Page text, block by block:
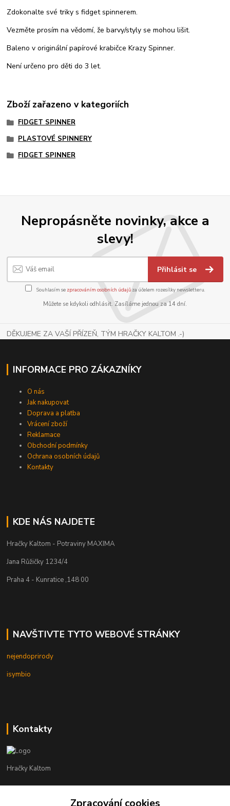
Zdokonalte své triky s fidget spinnerem.
Vezměte prosím na vědomí, že barvy/styly se mohou lišit.
Baleno v originální papírové krabičce Krazy Spinner.
Není určeno pro děti do 3 let.
Zboží zařazeno v kategoriích
FIDGET SPINNER
PLASTOVÉ SPINNERY
FIDGET SPINNER
Nepropásněte novinky, akce a
slevy!
Přihlásit se
Souhlasím se zpracováním osobních údajůza účelem rozesílky newsletteru.
Můžete se kdykoli odhlásit. Zasíláme jednou za 14 dní.
DĚKUJEME ZA VAŠÍ PŘÍZEŇ, TÝM HRAČKY KALTOM .-)
INFORMACE PRO ZÁKAZNÍKY
O nás
Jak nakupovat
Doprava a platba
Vrácení zboží
Reklamace
Obchodní podmínky
Ochrana osobních údajů
Kontakty
KDE NÁS NAJDETE
Hračky Kaltom - Potraviny MAXIMA
Jana Růžičky 1234/4
Praha 4 - Kunratice ,148 00
NAVŠTIVTE TYTO WEBOVÉ STRÁNKY
nejendoprirody
isymbio
Kontakty
Hračky Kaltom
+420 777 538 008
Zpracování cookies